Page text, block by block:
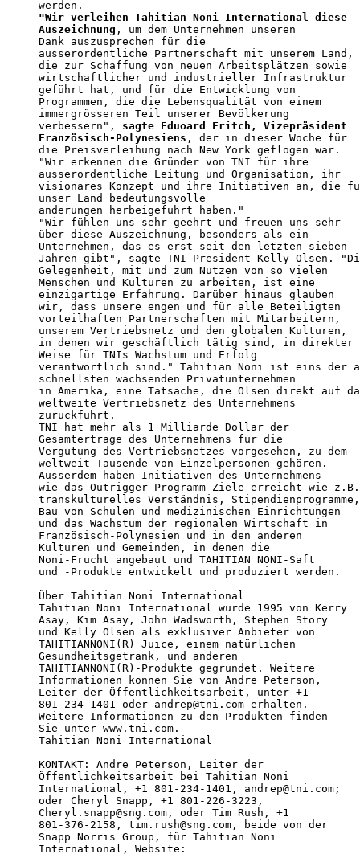
"Wir verleihen Tahitian Noni International diese
Auszeichnung , um dem Unternehmen unseren
Dank auszusprechen für die
ausserordentliche Partnerschaft mit unserem Land,
die zur Schaffung von neuen Arbeitsplätzen sowie
wirtschaftlicher und industrieller Infrastruktur
geführt hat, und für die Entwicklung von
Programmen, die die Lebensqualität von einem
immergrösseren Teil unserer Bevölkerung
verbessern", sagte Eduoard Fritch, Vizepräsident
Französisch-Polynesiens , der in dieser Woche für
die Preisverleihung nach New York geflogen war.
"Wir erkennen die Gründer von TNI für ihre
ausserordentliche Leitung und Organisation, ihr
visionäres Konzept und ihre Initiativen an, die
unser Land bedeutungsvolle
änderungen herbeigeführt haben."
"Wir fühlen uns sehr geehrt und freuen uns sehr
über diese Auszeichnung, besonders als ein
Unternehmen, das es erst seit den letzten sieben
Jahren gibt", sagte TNI-President Kelly Olsen.
Gelegenheit, mit und zum Nutzen von so vielen
Menschen und Kulturen zu arbeiten, ist eine
einzigartige Erfahrung. Darüber hinaus glauben
wir, dass unsere engen und für alle Beteiligten
vorteilhaften Partnerschaften mit Mitarbeitern,
unserem Vertriebsnetz und den globalen Kulturen,
in denen wir geschäftlich tätig sind, in direkter
Weise für TNIs Wachstum und Erfolg
verantwortlich sind." Tahitian Noni ist eins der
schnellsten wachsenden Privatunternehmen
in Amerika, eine Tatsache, die Olsen direkt auf
weltweite Vertriebsnetz des Unternehmens
zurückführt.
TNI hat mehr als 1 Milliarde Dollar der
Gesamterträge des Unternehmens für die
Vergütung des Vertriebsnetzes vorgesehen, zu dem
weltweit Tausende von Einzelpersonen gehören.
Ausserdem haben Initiativen des Unternehmens
wie das Outrigger-Programm Ziele erreicht wie z.B.
transkulturelles Verständnis, Stipendienprogramme,
Bau von Schulen und medizinischen Einrichtungen
und das Wachstum der regionalen Wirtschaft in
Französisch-Polynesien und in den anderen
Kulturen und Gemeinden, in denen die
Noni-Frucht angebaut und TAHITIAN NONI-Saft
und -Produkte entwickelt und produziert werden.
Über Tahitian Noni International
Tahitian Noni International wurde 1995 von Kerry
Asay, Kim Asay, John Wadsworth, Stephen Story
und Kelly Olsen als exklusiver Anbieter von
TAHITIANNONI(R) Juice, einem natürlichen
Gesundheitsgetränk, und anderen
TAHITIANNONI(R)-Produkte gegründet. Weitere
Informationen können Sie von Andre Peterson,
Leiter der Öffentlichkeitsarbeit, unter +1
801-234-1401 oder andrep@tni.com erhalten.
Weitere Informationen zu den Produkten finden
Sie unter www.tni.com.
Tahitian Noni International
KONTAKT: Andre Peterson, Leiter der
Öffentlichkeitsarbeit bei Tahitian Noni
International, +1 801-234-1401, andrep@tni.com;
oder Cheryl Snapp, +1 801-226-3223,
Cheryl.snapp@sng.com, oder Tim Rush, +1
801-376-2158, tim.rush@sng.com, beide von der
Snapp Norris Group, für Tahitian Noni
International, Website: